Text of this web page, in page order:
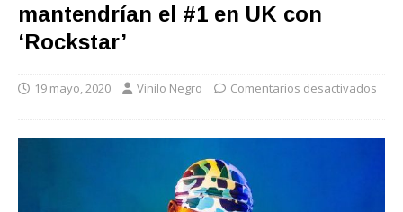
mantendrían el #1 en UK con
‘Rockstar’
19 mayo, 2020 Vinilo Negro Comentarios desactivados